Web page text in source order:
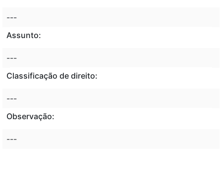
---
Assunto:
---
Classificação de direito:
---
Observação:
---